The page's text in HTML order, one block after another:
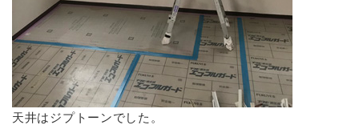
天井はジプトーンでした。